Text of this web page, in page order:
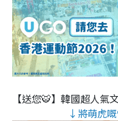
【送您🐯】韓國超人氣
↓將萌虎